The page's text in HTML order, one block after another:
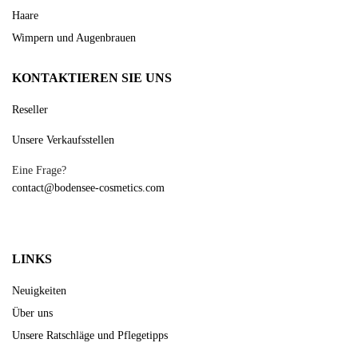
Haare
Wimpern und Augenbrauen
KONTAKTIEREN SIE UNS
Reseller
Unsere Verkaufsstellen
Eine Frage?
contact@bodensee-cosmetics.com
LINKS
Neuigkeiten
Über uns
Unsere Ratschläge und Pflegetipps